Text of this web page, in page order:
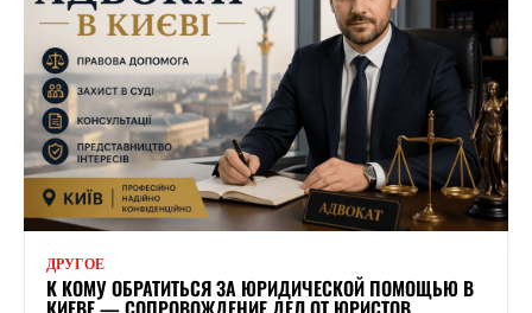
ДРУГОЕ
К КОМУ ОБРАТИТЬСЯ ЗА ЮРИДИЧЕСКОЙ ПОМОЩЬЮ В